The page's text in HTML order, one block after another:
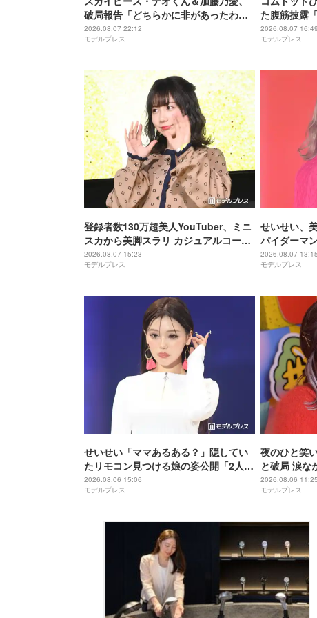
破局報告「どちらかに非があったわけ
ではなく」2023年2月に交際発表
2026.08.07 22:12
モデルプレス
た腹筋披露
「ビジュ爆
2026.08.07 16:49
モデルプレス
登録者数130万超美人YouTuber、ミニ
スカから美脚スラリ カジュアルコーデ
披露に反響「何頭身？」「スタイル良
すぎて見惚れる」
2026.08.07 15:23
モデルプレス
せいせい、
パイダーマ
すぎる」「
2026.08.07 13:15
モデルプレス
せいせい「ママあるある？」隠してい
たリモコン見つける娘の姿公開「2人と
も可愛い」「ほっこり」の声
2026.08.06 15:06
モデルプレス
夜のひと笑
と破局 涙な
ァンの人と
年6月に復縁
2026.08.06 11:25
モデルプレス